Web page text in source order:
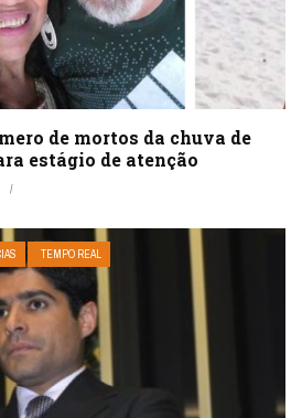
de mortos da chuva de
estágio de atenção
TEMPO REAL